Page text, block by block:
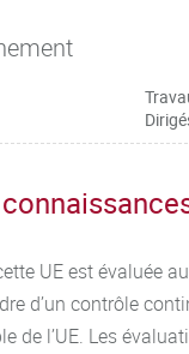
UE est évaluée
d’un contrôle
de l’UE. Les